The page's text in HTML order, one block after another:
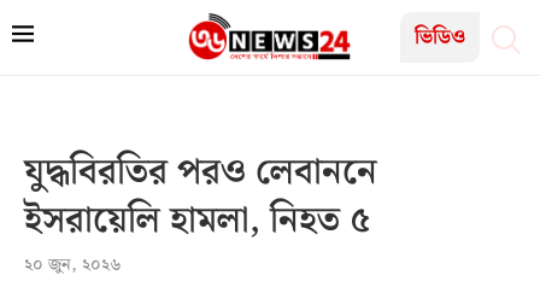
ভিডিও
যুদ্ধবিরতির পরও লেবাননে
ইসরায়েলি হামলা, নিহত ৫
২০ জুন, ২০২৬